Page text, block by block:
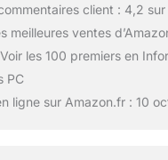
client : 4,2 sur
meilleures ventes
les 100 premiers en
PC
ligne sur Amazon.fr : 10